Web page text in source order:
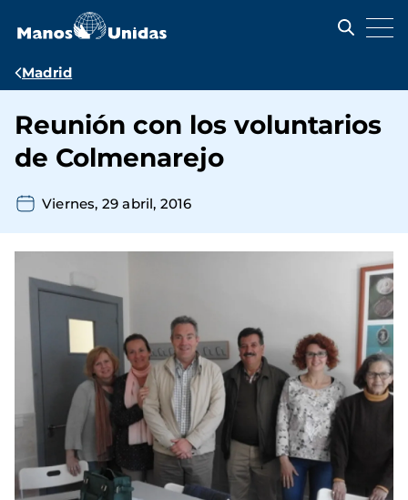
contenido
Ruta
navegación
Madrid
Reunión con los voluntarios
de Colmenarejo
Viernes, 29 abril, 2016